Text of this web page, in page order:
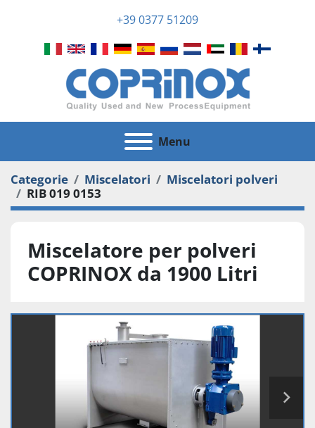
+39 0377 51209
Menu
Categorie Miscelatori
Miscelatori polveri
RIB 019 0153
Miscelatore per polveri
COPRINOX da 1900 Litri